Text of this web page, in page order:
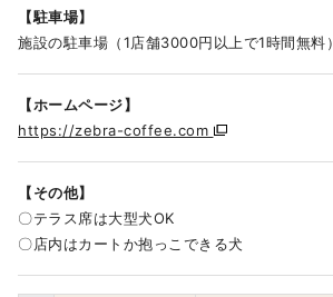
駐車場
施設の駐車場（1店舗3000円以上で1時間無料）
ホームページ
https://zebra-coffee.com
その他
〇テラス席は大型犬OK
〇店内はカートか抱っこできる犬